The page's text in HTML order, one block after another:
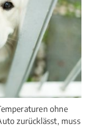
ohne
zurücklässt, muss